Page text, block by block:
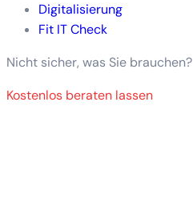
Digitalisierung
Fit IT Check
Nicht sicher, was Sie brauchen?
Kostenlos beraten lassen